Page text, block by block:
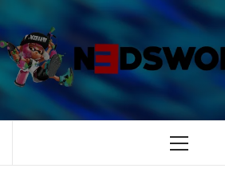
al
contenido
TUS ESPECIALISTAS EN
Menú